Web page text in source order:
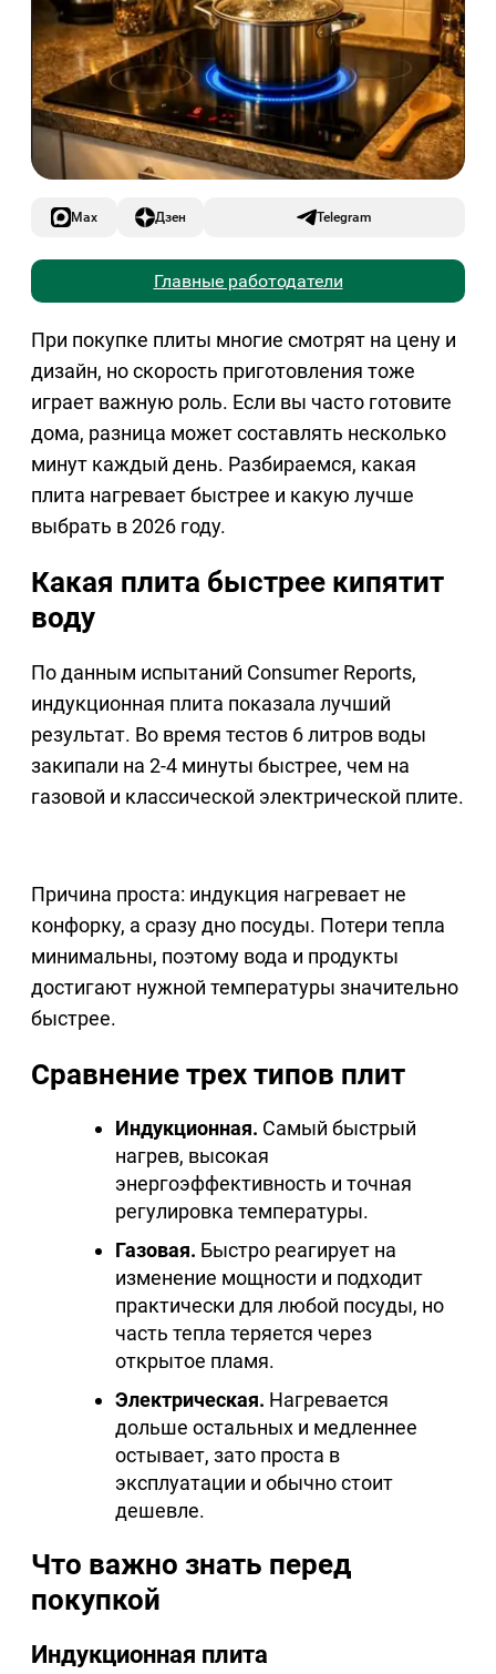
Max Дзен Telegram
Главные работодатели
При покупке плиты многие смотрят на цену и
дизайн, но скорость приготовления тоже
играет важную роль. Если вы часто готовите
дома, разница может составлять несколько
минут каждый день. Разбираемся, какая
плита нагревает быстрее и какую лучше
выбрать в 2026 году.
Какая плита быстрее кипятит
воду
По данным испытаний Consumer Reports,
индукционная плита показала лучший
результат. Во время тестов 6 литров воды
закипали на 2-4 минуты быстрее, чем на
газовой и классической электрической плите.
Причина проста: индукция нагревает не
конфорку, а сразу дно посуды. Потери тепла
минимальны, поэтому вода и продукты
достигают нужной температуры значительно
быстрее.
Сравнение трех типов плит
Индукционная. Самый быстрый
нагрев, высокая
энергоэффективность и точная
регулировка температуры.
Газовая. Быстро реагирует на
изменение мощности и подходит
практически для любой посуды, но
часть тепла теряется через
открытое пламя.
Электрическая. Нагревается
дольше остальных и медленнее
остывает, зато проста в
эксплуатации и обычно стоит
дешевле.
Что важно знать перед
покупкой
Индукционная плита